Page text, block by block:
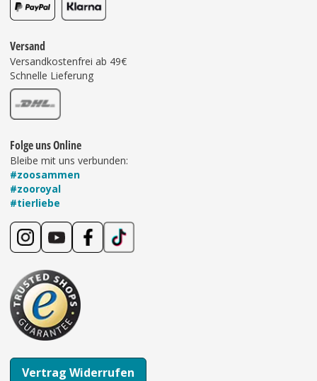
Versand
Versandkostenfrei ab 49€
Schnelle Lieferung
Folge uns Online
Bleibe mit uns verbunden:
#zoosammen
#zooroyal
#tierliebe
Vertrag Widerrufen